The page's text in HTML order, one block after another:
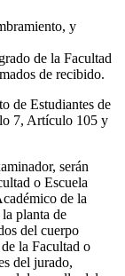
y
de la Facultad
de recibido.
de Estudiantes de
7, Artículo 105 y
serán
o Escuela
de la
planta de
del cuerpo
la Facultad o
del jurado,